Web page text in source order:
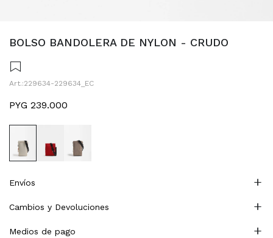
BOLSO BANDOLERA DE NYLON - CRUDO
229634-229634_EC
PYG 239.000
Envíos
Cambios y Devoluciones
Medios de pago